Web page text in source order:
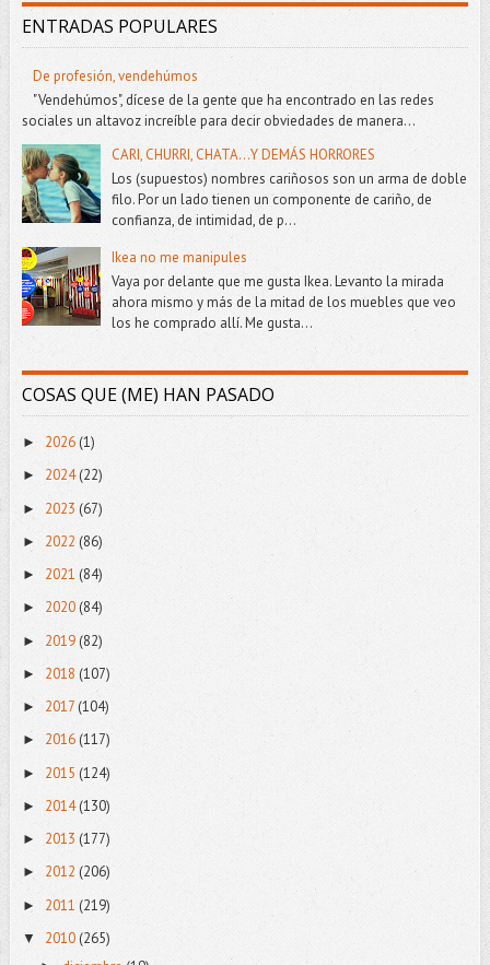
ENTRADAS POPULARES
De profesión, vendehúmos
"Vendehúmos", dícese de la gente que ha encontrado en las redes
sociales un altavoz increíble para decir obviedades de manera...
CARI, CHURRI, CHATA...Y DEMÁS HORRORES
Los (supuestos) nombres cariñosos son un arma de doble
filo. Por un lado tienen un componente de cariño, de
confianza, de intimidad, de p...
Ikea no me manipules
Vaya por delante que me gusta Ikea. Levanto la mirada
ahora mismo y más de la mitad de los muebles que veo
los he comprado allí. Me gusta...
COSAS QUE (ME) HAN PASADO
► 2026 (1)
► 2024(22)
► 2023 (67)
► 2022 (86)
► 2021 (84)
► 2020(84)
► 2019 (82)
► 2018 (107)
► 2017(104)
► 2016(117)
► 2015 (124)
► 2014(130)
► 2013 (177)
► 2012 (206)
► 2011 (219)
▼ 2010(265)